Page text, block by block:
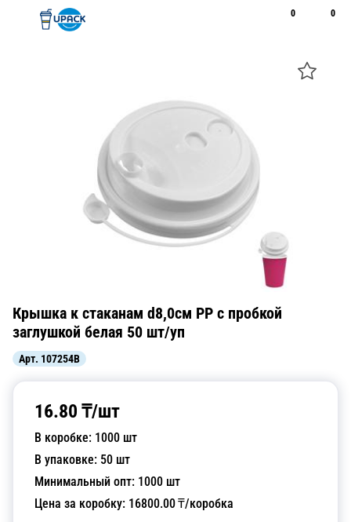
0 0
Крышка к стаканам d8,0см PP с пробкой
заглушкой белая 50 шт/уп
Арт. 107254B
16.80 ₸/шт
В коробке: 1000 шт
В упаковке: 50 шт
Минимальный опт: 1000 шт
Цена за коробку: 16800.00₸/коробка